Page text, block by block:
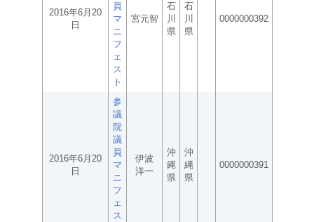
2016年6月20
日
員
マ
ニ
フ
ェ
ス
ト
宮元智
石
川
県
石
川
県
0000000392
2016年6月20
日
参
議
院
議
員
マ
ニ
フ
ェ
ス
伊波
洋一
沖
縄
県
沖
縄
県
0000000391